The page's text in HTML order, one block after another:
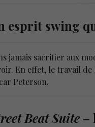
esprit swing
jamais sacrifier aux
En effet, le travail
Peterson.
Beat Suite –